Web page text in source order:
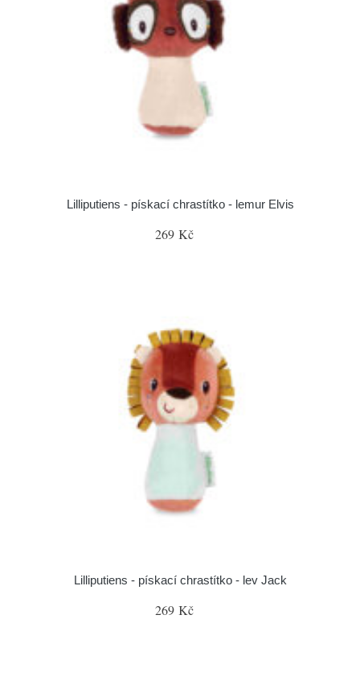
Lilliputiens - pískací chrastítko - lemur Elvis
269 Kč
Lilliputiens - pískací chrastítko - lev Jack
269 Kč